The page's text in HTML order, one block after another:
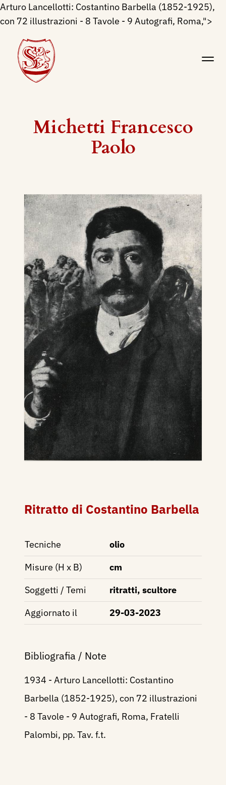
Arturo Lancellotti: Costantino Barbella (1852-1925),
con 72 illustrazioni - 8 Tavole - 9 Autografi, Roma,">
Michetti Francesco
Paolo
Ritratto di Costantino Barbella
Tecniche
olio
Misure (H x B)
cm
Soggetti / Temi
ritratti, scultore
Aggiornato il
29-03-2023
Bibliografia / Note
1934 - Arturo Lancellotti: Costantino
Barbella (1852-1925), con 72 illustrazioni
- 8 Tavole - 9 Autografi, Roma, Fratelli
Palombi, pp. Tav. f.t.